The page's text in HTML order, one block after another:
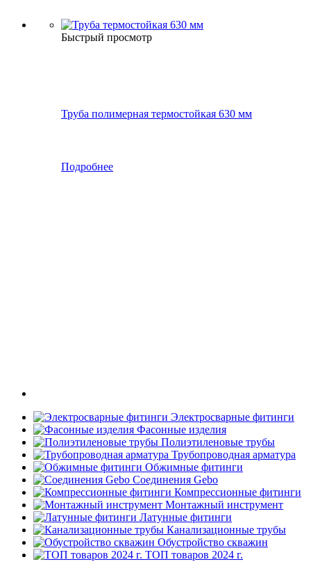
Быстрый просмотр
Труба полимерная термостойкая 630 мм
Подробнее
Электросварные фитинги
Фасонные изделия
Полиэтиленовые трубы
Трубопроводная арматура
Обжимные фитинги
Соединения Gebo
Компрессионные фитинги
Монтажный инструмент
Латунные фитинги
Канализационные трубы
Обустройство скважин
ТОП товаров 2024 г.